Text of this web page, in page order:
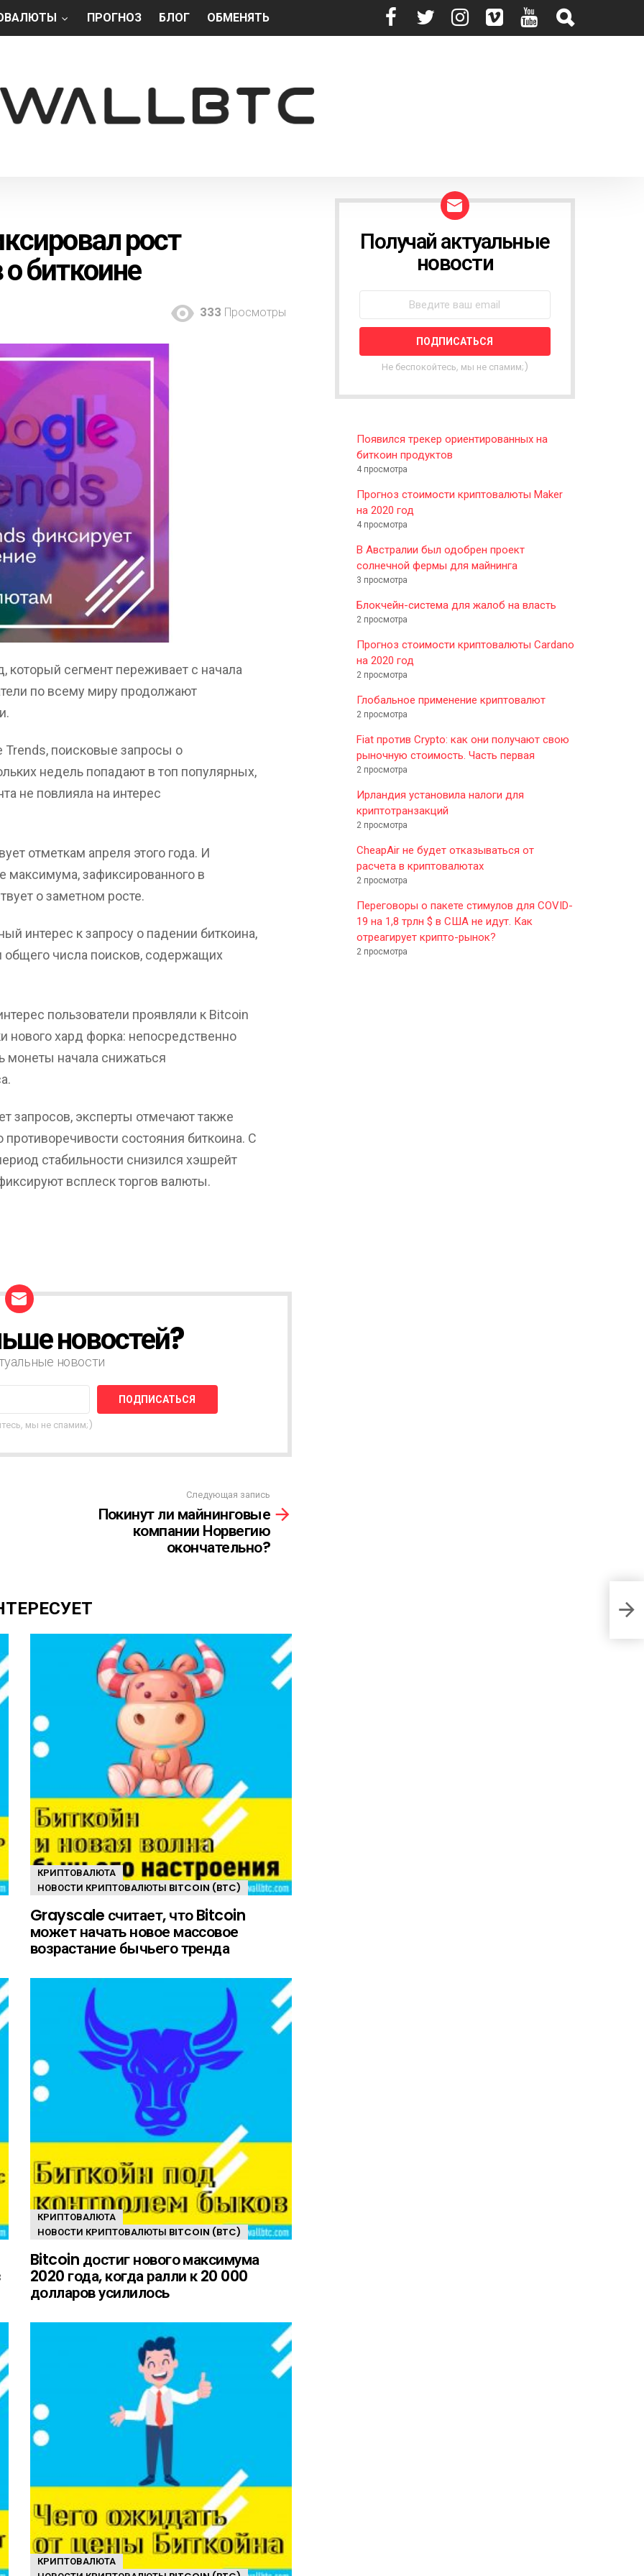
ПРОГНОЗ БЛОГ ОБМЕНЯТЬ
рост
биткоине
333 Просмотры
сегмент переживает с начала
по всему миру продолжают
поисковые запросы о
недель попадают в топ популярных,
не повлияла на интерес
отметкам апреля этого года. И
максимума, зафиксированного в
о заметном росте.
интерес к запросу о падении биткоина,
числа поисков, содержащих
пользователи проявляли к Bitcoin
нового хард форка: непосредственно
монеты начала снижаться
запросов, эксперты отмечают также
состояния биткоина. С
стабильности снизился хэшрейт
всплеск торгов валюты.
новостей?
новости
мы не спамим;)
Следующая запись
Покинут ли майнинговые
компании Норвегию
окончательно?
КРИПТОВАЛЮТА
НОВОСТИ КРИПТОВАЛЮТЫ BITCOIN (BTC)
Grayscale считает, что Bitcoin
может начать новое массовое
возрастание бычьего тренда
КРИПТОВАЛЮТА
НОВОСТИ КРИПТОВАЛЮТЫ BITCOIN (BTC)
Bitcoin достиг нового максимума
2020 года, когда ралли к 20 000
долларов усилилось
КРИПТОВАЛЮТА
N
E
E
T
E
Получай актуальные
новости
Не беспокойтесь, мы не спамим;)
Появился трекер ориентированных на
биткоин продуктов
4 просмотра
Прогноз стоимости криптовалюты Maker
на 2020 год
4 просмотра
В Австралии был одобрен проект
солнечной фермы для майнинга
3 просмотра
Блокчейн-система для жалоб на власть
2 просмотра
Прогноз стоимости криптовалюты Cardano
на 2020 год
2 просмотра
Глобальное применение криптовалют
2 просмотра
Fiat против Crypto: как они получают свою
рыночную стоимость. Часть первая
2 просмотра
Ирландия установила налоги для
криптотранзакций
2 просмотра
CheapAir не будет отказываться от
расчета в криптовалютах
2 просмотра
Переговоры о пакете стимулов для COVID-
19 на 1,8 трлн $ в США не идут. Как
отреагирует крипто-рынок?
2 просмотра